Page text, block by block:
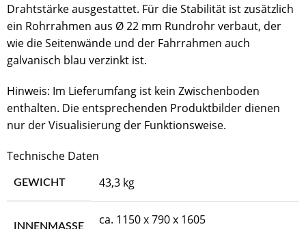
Drahtstärke ausgestattet. Für die Stabilität ist zusätzlich
ein Rohrrahmen aus Ø 22 mm Rundrohr verbaut, der
wie die Seitenwände und der Fahrrahmen auch
galvanisch blau verzinkt ist.
Hinweis: Im Lieferumfang ist kein Zwischenboden
enthalten. Die entsprechenden Produktbilder dienen
nur der Visualisierung der Funktionsweise.
Technische Daten
GEWICHT 43,3 kg
INNENMASSE
ca. 1150 x 790 x 1605